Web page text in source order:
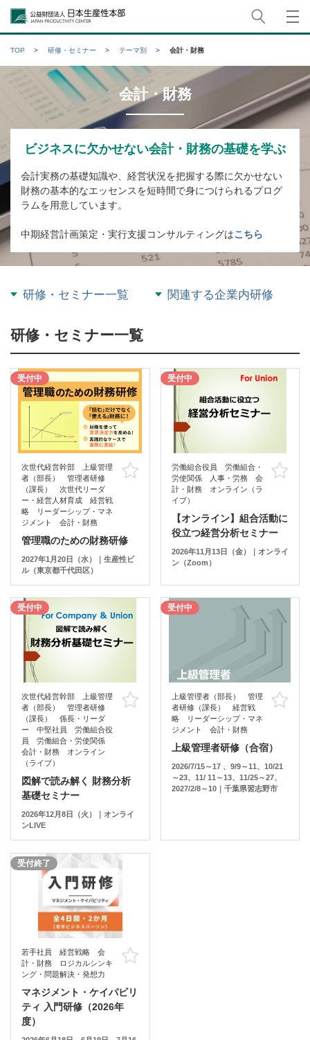
公益財団法人日本生産性本部
TOP 研修・セミナー テーマ別 会計・財務
会計・財務
ビジネスに欠かせない会計・財務の基礎を学ぶ
会計実務の基礎知識や、経営状況を把握する際に欠かせない
財務の基本的なエッセンスを短時間で身につけられるプログ
ラムを用意しています。
中期経営計画策定・実行支援コンサルティングはこちら
研修・セミナー一覧 関連する企業内研修
研修・セミナー一覧
受付中
次世代経営幹部 上級管理
者（部長） 管理者研修
（課長） 次世代リーダ
ー・経営人材育成 経営戦
略 リーダーシップ・マネ
ジメント 会計・財務
お気に入り
管理職のための財務研修
2027年1月20日（水）｜生産性ビ
ル（東京都千代田区）
受付中
労働組合役員 労働組合・
労使関係 人事・労務 会
計・財務 オンライン（ラ
イブ）
【オンライン】組合活動に
役立つ経営分析セミナー
2026年11月13日（金）｜オンライ
ン（Zoom）
受付中
次世代経営幹部 上級管理
者（部長） 管理者研修
（課長） 係長・リーダ
ー 中堅社員 労働組合役
員 労働組合・労使関係
会計・財務 オンライン
（ライブ）
お気に入り
図解で読み解く 財務分析
基礎セミナー
2026年12月8日（火）｜オンライ
ンLIVE
受付中
上級管理者（部長） 管理
者研修（課長） 経営戦
略 リーダーシップ・マネ
ジメント 会計・財務
上級管理者研修（合宿）
2026/7/15～17 、9/9～11、10/21
～23、11/ 11～13、11/25～27、
2027/2/8～10｜千葉県習志野市
受付終了
若手社員 経営戦略 会
計・財務 ロジカルシンキ
ング・問題解決・発想力
マネジメント・ケイパビリ
ティ 入門研修（2026年
度）